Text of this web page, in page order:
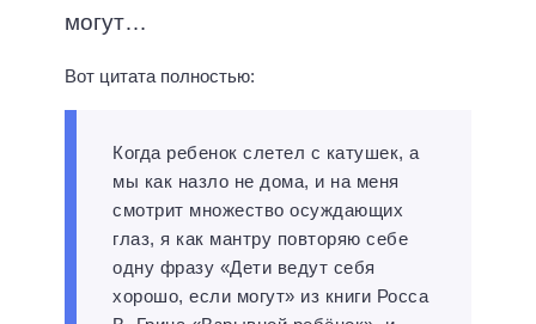
могут…
Вот цитата полностью:
Когда ребенок слетел с катушек, а
мы как назло не дома, и на меня
смотрит множество осуждающих
глаз, я как мантру повторяю себе
одну фразу «Дети ведут себя
хорошо, если могут» из книги Росса